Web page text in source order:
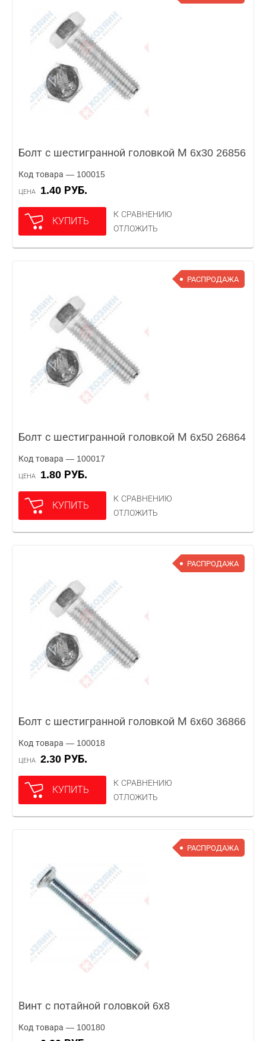
Болт с шестигранной головкой М 6х30 26856
Код товара — 100015
ЦЕНА 1.40 РУБ.
КУПИТЬ
К СРАВНЕНИЮ
ОТЛОЖИТЬ
РАСПРОДАЖА
Болт с шестигранной головкой М 6х50 26864
Код товара — 100017
ЦЕНА 1.80 РУБ.
КУПИТЬ
К СРАВНЕНИЮ
ОТЛОЖИТЬ
РАСПРОДАЖА
Болт с шестигранной головкой М 6х60 36866
Код товара — 100018
ЦЕНА 2.30 РУБ.
КУПИТЬ
К СРАВНЕНИЮ
ОТЛОЖИТЬ
РАСПРОДАЖА
Винт с потайной головкой 6х8
Код товара — 100180